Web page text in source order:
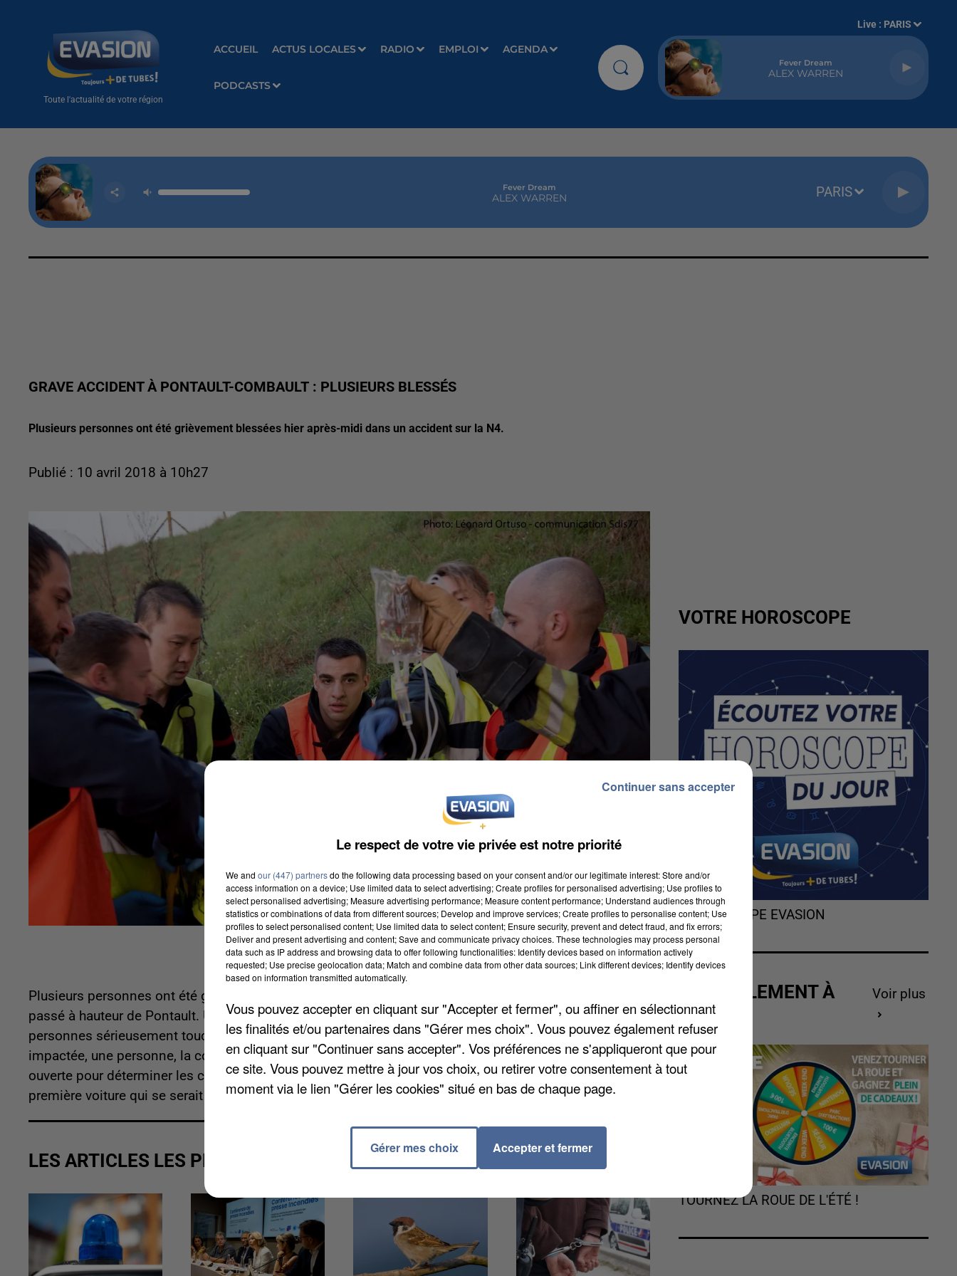
Toute l'actualité de votre région
ACCUEIL ACTUS LOCALES RADIO EMPLOI AGENDA
PODCASTS
Live : PARIS
Fever Dream
ALEX WARREN
Fever Dream
ALEX WARREN PARIS
GRAVE ACCIDENT À PONTAULT-COMBAULT : PLUSIEURS BLESSÉS
Plusieurs personnes ont été grièvement blessées hier après-midi dans un accident sur la N4.
Publié : 10 avril 2018 à 10h27
Plusieurs personnes ont été grièvement blessées hier après-midi dans un accident sur la N4. Ça s'est
passé à hauteur de Pontault. Une femme de 85 ans a été héliportée en état d'urgence absolue. Les
personnes sérieusement touchées feraient toutes partie de la même famille, dans l'autre voiture
impactée, une personne, la conductrice, a quant à elle était plus légèrement blessée. Une enquête a été
ouverte pour déterminer les causes de cet accident mais d'après les premiers éléments c'est la
première voiture qui se serait déportée sur l'autre voie.
LES ARTICLES LES PLUS VUS
VOTRE HOROSCOPE
L'HOROSCOPE EVASION
ACTUELLEMENT À
GAGNER
Voir plus
TOURNEZ LA ROUE DE L'ÉTÉ !
Le respect de votre vie privée est notre priorité
We and our (447) partnersdo the following data processing based on your consent and/or our legitimate interest: Store and/or
access information on a device; Use limited data to select advertising; Create profiles for personalised advertising; Use profiles to
select personalised advertising; Measure advertising performance; Measure content performance; Understand audiences through
statistics or combinations of data from different sources; Develop and improve services; Create profiles to personalise content; Use
profiles to select personalised content; Use limited data to select content; Ensure security, prevent and detect fraud, and fix errors;
Deliver and present advertising and content; Save and communicate privacy choices. These technologies may process personal
data such as IP address and browsing data to offer following functionalities: Identify devices based on information actively
requested; Use precise geolocation data; Match and combine data from other data sources; Link different devices; Identify devices
based on information transmitted automatically.
Vous pouvez accepter en cliquant sur "Accepter et fermer", ou affiner en sélectionnant
les finalités et/ou partenaires dans "Gérer mes choix". Vous pouvez également refuser
en cliquant sur "Continuer sans accepter". Vos préférences ne s'appliqueront que pour
ce site. Vous pouvez mettre à jour vos choix, ou retirer votre consentement à tout
moment via le lien "Gérer les cookies" situé en bas de chaque page.
Gérer mes choix Accepter et fermer
Continuer sans accepter